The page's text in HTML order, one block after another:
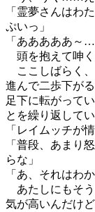
「霊夢さんはわ
ぷいっ」
「あああああ～
頭を抱えて呻く
ここしばらく、
進んで二歩下が
足下に転がって
とを繰り返して
「レイムッチが
「普段、あまり
らな」
「あ、それはわか
あたしにもそう
気が高いんだけ